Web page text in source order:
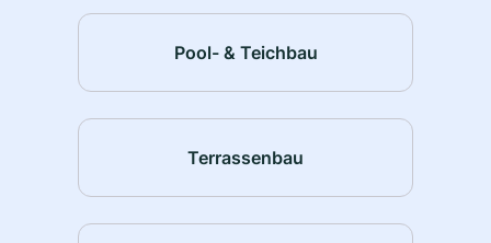
Pool- & Teichbau
Terrassenbau